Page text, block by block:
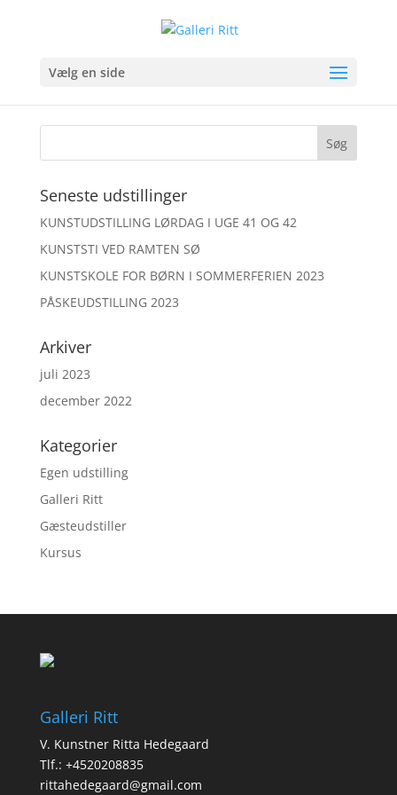
Vælg en side
image00040
Seneste udstillinger
KUNSTUDSTILLING LØRDAG I UGE 41 OG 42
KUNSTSTI VED RAMTEN SØ
KUNSTSKOLE FOR BØRN I SOMMERFERIEN 2023
PÅSKEUDSTILLING 2023
Arkiver
juli 2023
december 2022
Kategorier
Egen udstilling
Galleri Ritt
Gæsteudstiller
Kursus
Galleri Ritt
V. Kunstner Ritta Hedegaard
Tlf.: +4520208835
rittahedegaard@gmail.com